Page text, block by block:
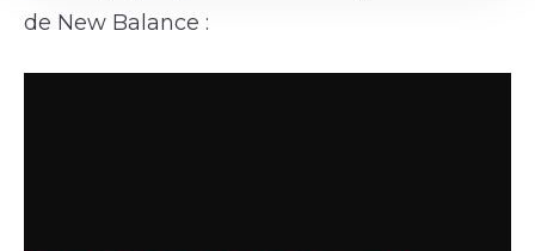
de New Balance :